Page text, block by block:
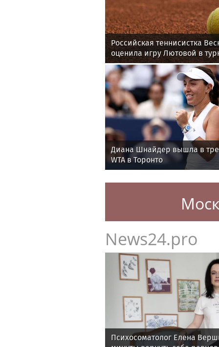
Российская теннисистка
оценила игру Лютовой в
Memphis Classic
Диана Шнайдер вышла в
WTA в Торонто
News24.pro
Психосоматолог Елена